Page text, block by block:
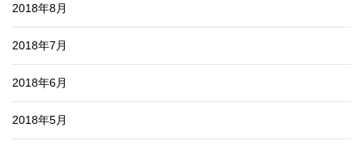
2018年8月
2018年7月
2018年6月
2018年5月